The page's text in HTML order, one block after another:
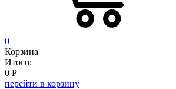
0
Корзина
Итого:
0 Р
перейти в корзину